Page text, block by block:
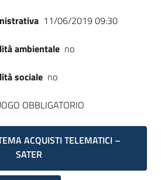
11/06/2019 09:30
ambientale no
sociale no
OBBLIGATORIO
ACQUISTI TELEMATICI –
SATER